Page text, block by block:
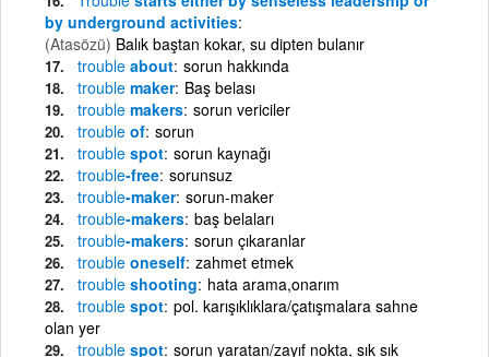
by underground activities
(Atasözü) Balık baştan kokar, su dipten bulanır
trouble about sorun hakkında
trouble maker Baş belası
trouble makers sorun vericiler
trouble of sorun
trouble spot sorun kaynağı
trouble-free sorunsuz
trouble-maker sorun-maker
trouble-makers baş belaları
trouble-makers sorun çıkaranlar
trouble oneself zahmet etmek
trouble shooting hata arama,onarım
trouble spot pol. karışıklıklara/çatışmalara sahne
olan yer
trouble spot sorun yaratan/zayıf nokta, sık sık